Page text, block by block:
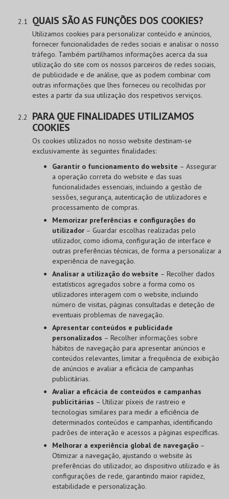
QUAIS SÃO AS FUNÇÕES DOS COOKIES?
Utilizamos cookies para personalizar conteúdo e anúncios,
fornecer funcionalidades de redes sociais e analisar o nosso
tráfego. Também partilhamos informações acerca da sua
utilização do site com os nossos parceiros de redes sociais,
de publicidade e de análise, que as podem combinar com
outras informações que lhes forneceu ou recolhidas por
estes a partir da sua utilização dos respetivos serviços.
PARA QUE FINALIDADES UTILIZAMOS
COOKIES
Os cookies utilizados no nosso website destinam-se
exclusivamente às seguintes finalidades:
Garantir o funcionamento do website – Assegurar
a operação correta do website e das suas
funcionalidades essenciais, incluindo a gestão de
sessões, segurança, autenticação de utilizadores e
processamento de compras.
Memorizar preferências e configurações do
utilizador– Guardar escolhas realizadas pelo
utilizador, como idioma, configuração de interface e
outras preferências técnicas, de forma a personalizar a
experiência de navegação.
Analisar a utilização do website – Recolher dados
estatísticos agregados sobre a forma como os
utilizadores interagem com o website, incluindo
número de visitas, páginas consultadas e deteção de
eventuais problemas de navegação.
Apresentar conteúdos e publicidade
personalizados – Recolher informações sobre
hábitos de navegação para apresentar anúncios e
conteúdos relevantes, limitar a frequência de exibição
de anúncios e avaliar a eficácia de campanhas
publicitárias.
Avaliar a eficácia de conteúdos e campanhas
publicitárias – Utilizar píxeis de rastreio e
tecnologias similares para medir a eficiência de
determinados conteúdos e campanhas, identificando
padrões de interação e acessos a páginas específicas.
Melhorar a experiência global de navegação–
Otimizar a navegação, ajustando o website às
preferências do utilizador, ao dispositivo utilizado e às
configurações de rede, garantindo maior rapidez,
estabilidade e personalização.